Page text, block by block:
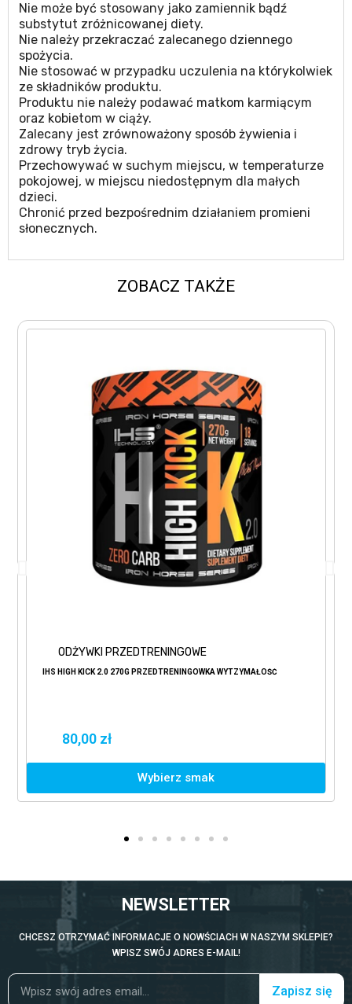
Nie może być stosowany jako zamiennik bądź
substytut zróżnicowanej diety.
Nie należy przekraczać zalecanego dziennego
spożycia.
Nie stosować w przypadku uczulenia na którykolwiek
ze składników produktu.
Produktu nie należy podawać matkom karmiącym
oraz kobietom w ciąży.
Zalecany jest zrównoważony sposób żywienia i
zdrowy tryb życia.
Przechowywać w suchym miejscu, w temperaturze
pokojowej, w miejscu niedostępnym dla małych
dzieci.
Chronić przed bezpośrednim działaniem promieni
słonecznych.
ZOBACZ TAKŻE
ODŻYWKI PRZEDTRENINGOWE
IHS HIGH KICK 2.0 270G PRZEDTRENINGÓWKA WYTZYMAŁOŚĆ
80,00 zł
Wybierz smak
NEWSLETTER
CHCESZ OTRZYMAĆ INFORMACJE O NOWŚCIACH W NASZYM SKLEPIE?
WPISZ SWÓJ ADRES E-MAIL!
Zapisz się